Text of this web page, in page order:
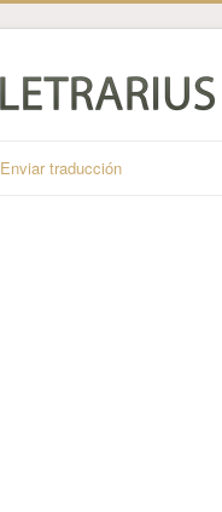
Enviar traducción